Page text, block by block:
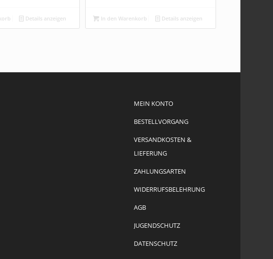
Details anzeigen In den Warenkorb Details anzeigen
MEIN KONTO
BESTELLVORGANG
VERSANDKOSTEN &
LIEFERUNG
ZAHLUNGSARTEN
WIDERRUFSBELEHRUNG
AGB
JUGENDSCHUTZ
DATENSCHUTZ